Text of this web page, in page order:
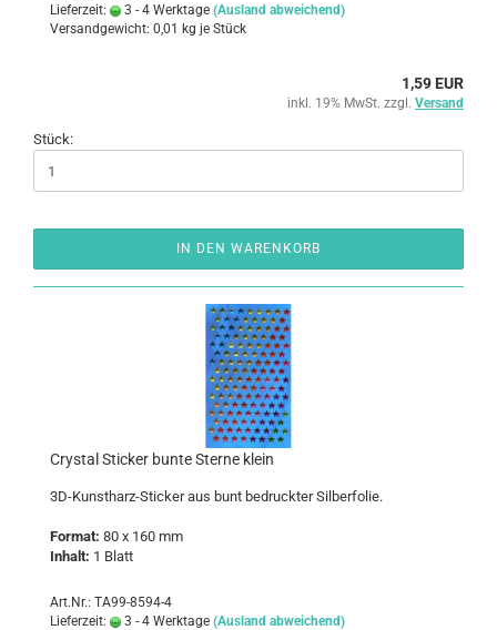
Lieferzeit:
3 - 4 Werktage (Ausland abweichend)
Versandgewicht: 0,01 kg je Stück
1,59 EUR
inkl. 19% MwSt. zzgl. Versand
Stück:
IN DEN WARENKORB
Crys­tal Sti­cker bunte Ster­ne klein
3D-​Kunstharz-Sticker aus bunt be­druck­ter Sil­ber­fo­lie.
For­mat: 80 x 160 mm
In­halt: 1 Blatt
Art.Nr.: TA99-8594-4
Lieferzeit:
3 - 4 Werktage (Ausland abweichend)